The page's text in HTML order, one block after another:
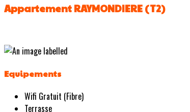
Appartement RAYMONDIERE (T2)
Equipements
Wifi Gratuit (Fibre)
Terrasse